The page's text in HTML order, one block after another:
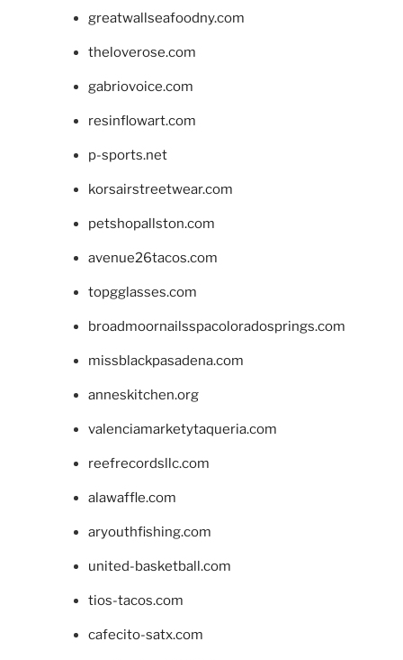
greatwallseafoodny.com
theloverose.com
gabriovoice.com
resinflowart.com
p-sports.net
korsairstreetwear.com
petshopallston.com
avenue26tacos.com
topgglasses.com
broadmoornailsspacoloradosprings.com
missblackpasadena.com
anneskitchen.org
valenciamarketytaqueria.com
reefrecordsllc.com
alawaffle.com
aryouthfishing.com
united-basketball.com
tios-tacos.com
cafecito-satx.com